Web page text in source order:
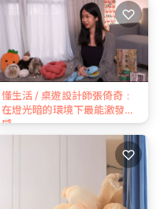
懂生活 / 桌遊設計師張倚奇：
在燈光暗的環境下最能激發靈
感
♡
♡